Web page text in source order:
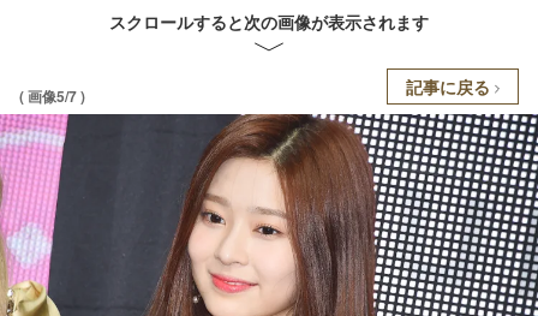
スクロールすると次の画像が表示されます
( 画像5/7 ) 記事に戻る